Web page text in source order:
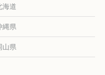
海道
縄県
山県